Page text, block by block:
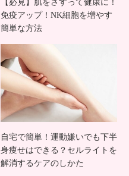
は？
【必見】肌をさすって健康に！
免疫アップ！NK細胞を増やす
簡単な方法
自宅で簡単！運動嫌いでも下半
身痩せはできる？セルライトを
解消するケアのしかた